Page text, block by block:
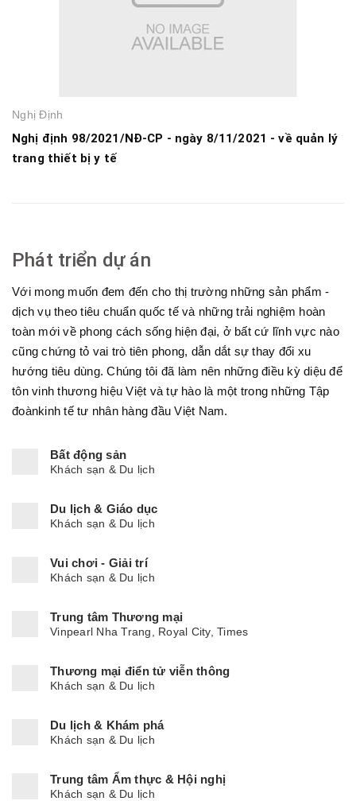
Nghị Định
Nghị định 98/2021/NĐ-CP - ngày 8/11/2021 - về quản lý
trang thiết bị y tế
Phát triển dự án
Với mong muốn đem đến cho thị trường những sản phẩm -
dịch vụ theo tiêu chuẩn quốc tế và những trải nghiệm hoàn
toàn mới về phong cách sống hiện đại, ở bất cứ lĩnh vực nào
cũng chứng tỏ vai trò tiên phong, dẫn dắt sự thay đổi xu
hướng tiêu dùng. Chúng tôi đã làm nên những điều kỳ diệu để
tôn vinh thương hiệu Việt và tự hào là một trong những Tập
đoànkinh tế tư nhân hàng đầu Việt Nam.
Bất động sản
Khách sạn & Du lịch
Du lịch & Giáo dục
Khách sạn & Du lịch
Vui chơi - Giải trí
Khách sạn & Du lịch
Trung tâm Thương mại
Vinpearl Nha Trang, Royal City, Times
Thương mại điển tử viễn thông
Khách sạn & Du lịch
Du lịch & Khám phá
Khách sạn & Du lịch
Trung tâm Ẩm thực & Hội nghị
Khách sạn & Du lịch